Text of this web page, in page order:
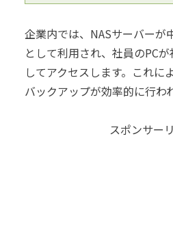
企業内では、NASサーバーが
として利用され、社員のPC
してアクセスします。これに
バックアップが効率的に行わ
スポンサー